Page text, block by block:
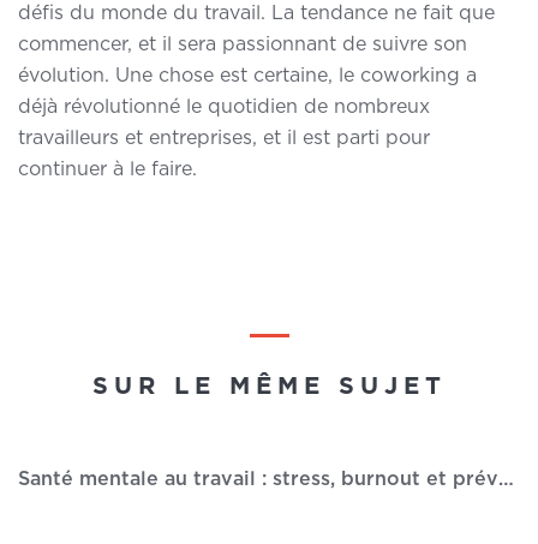
défis du monde du travail. La tendance ne fait que
commencer, et il sera passionnant de suivre son
évolution. Une chose est certaine, le coworking a
déjà révolutionné le quotidien de nombreux
travailleurs et entreprises, et il est parti pour
continuer à le faire.
SUR LE MÊME SUJET
Santé mentale au travail : stress, burnout et prévention